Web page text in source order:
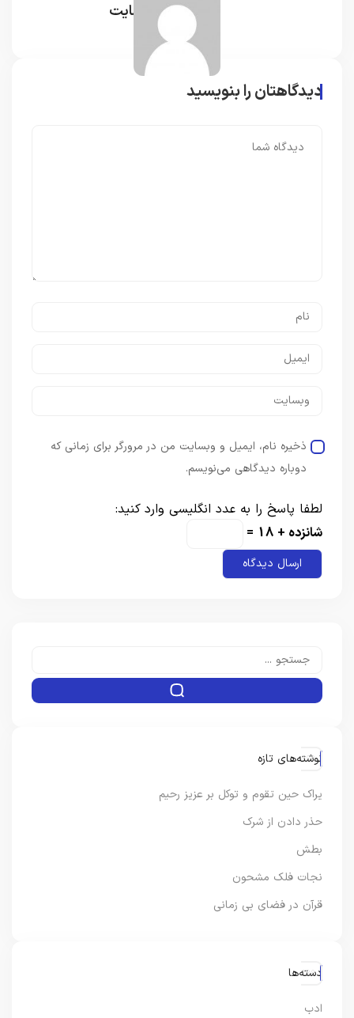
مدیر سایت
دیدگاهتان را بنویسید
ذخیره نام، ایمیل و وبسایت من در مرورگر برای زمانی که
دوباره دیدگاهی می‌نویسم.
لطفا پاسخ را به عدد انگلیسی وارد کنید:
شانزده + 18 =
نوشته‌های تازه
یراک حین تقوم و توکل بر عزیز رحیم
حذر دادن از شرک
بطش
نجات فلک مشحون
قرآن در فضای بی زمانی
دسته‌ها
ادب